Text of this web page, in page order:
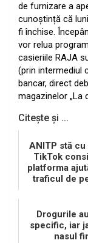
de furnizare a
cunoștință că
fi închise.
vor relua
casieriile RAJA
(prin intermediul
bancar, direct
magazinelor „La
Citește și ...
ANITP stă
TikTok
platforma
traficul de
Drogurile
specific, iar
nasul